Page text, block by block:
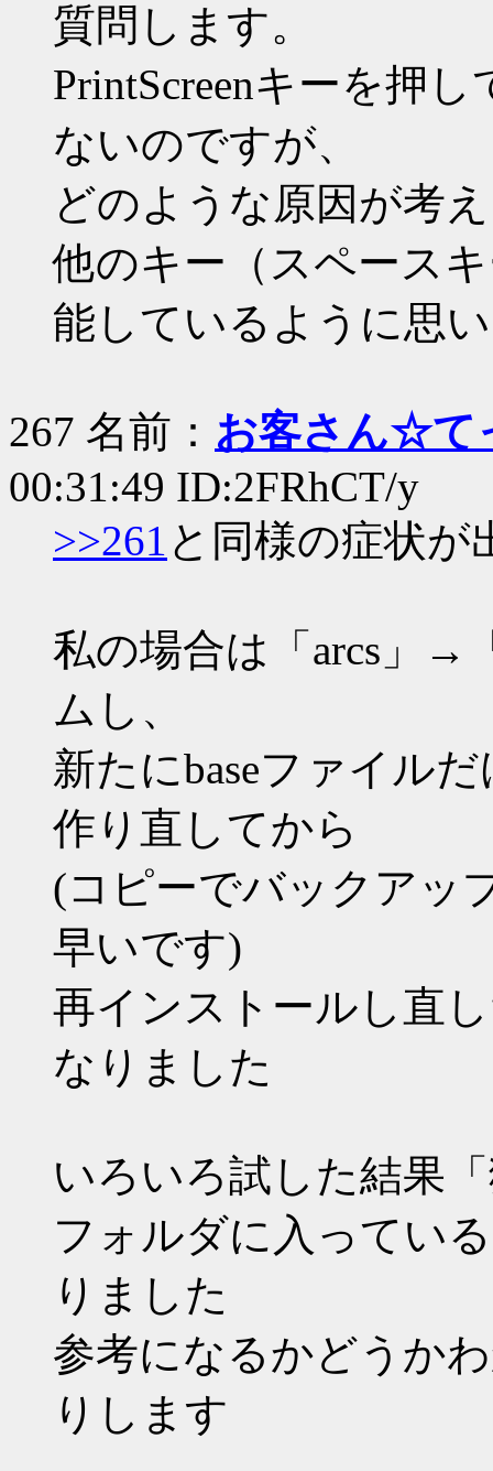
質問します。
PrintScreenキーを押
ないのですが、
どのような原因が考
他のキー（スペース
能しているように思
267 名前： お客さん☆て
00:31:49 ID:2FRhCT/y
>>261 と同様の症状が
私の場合は「arcs」→
ムし、
新たにbaseファイル
作り直してから
(コピーでバックアッ
早いです)
再インストールし直
なりました
いろいろ試した結果
フォルダに入ってい
りました
参考になるかどうか
りします